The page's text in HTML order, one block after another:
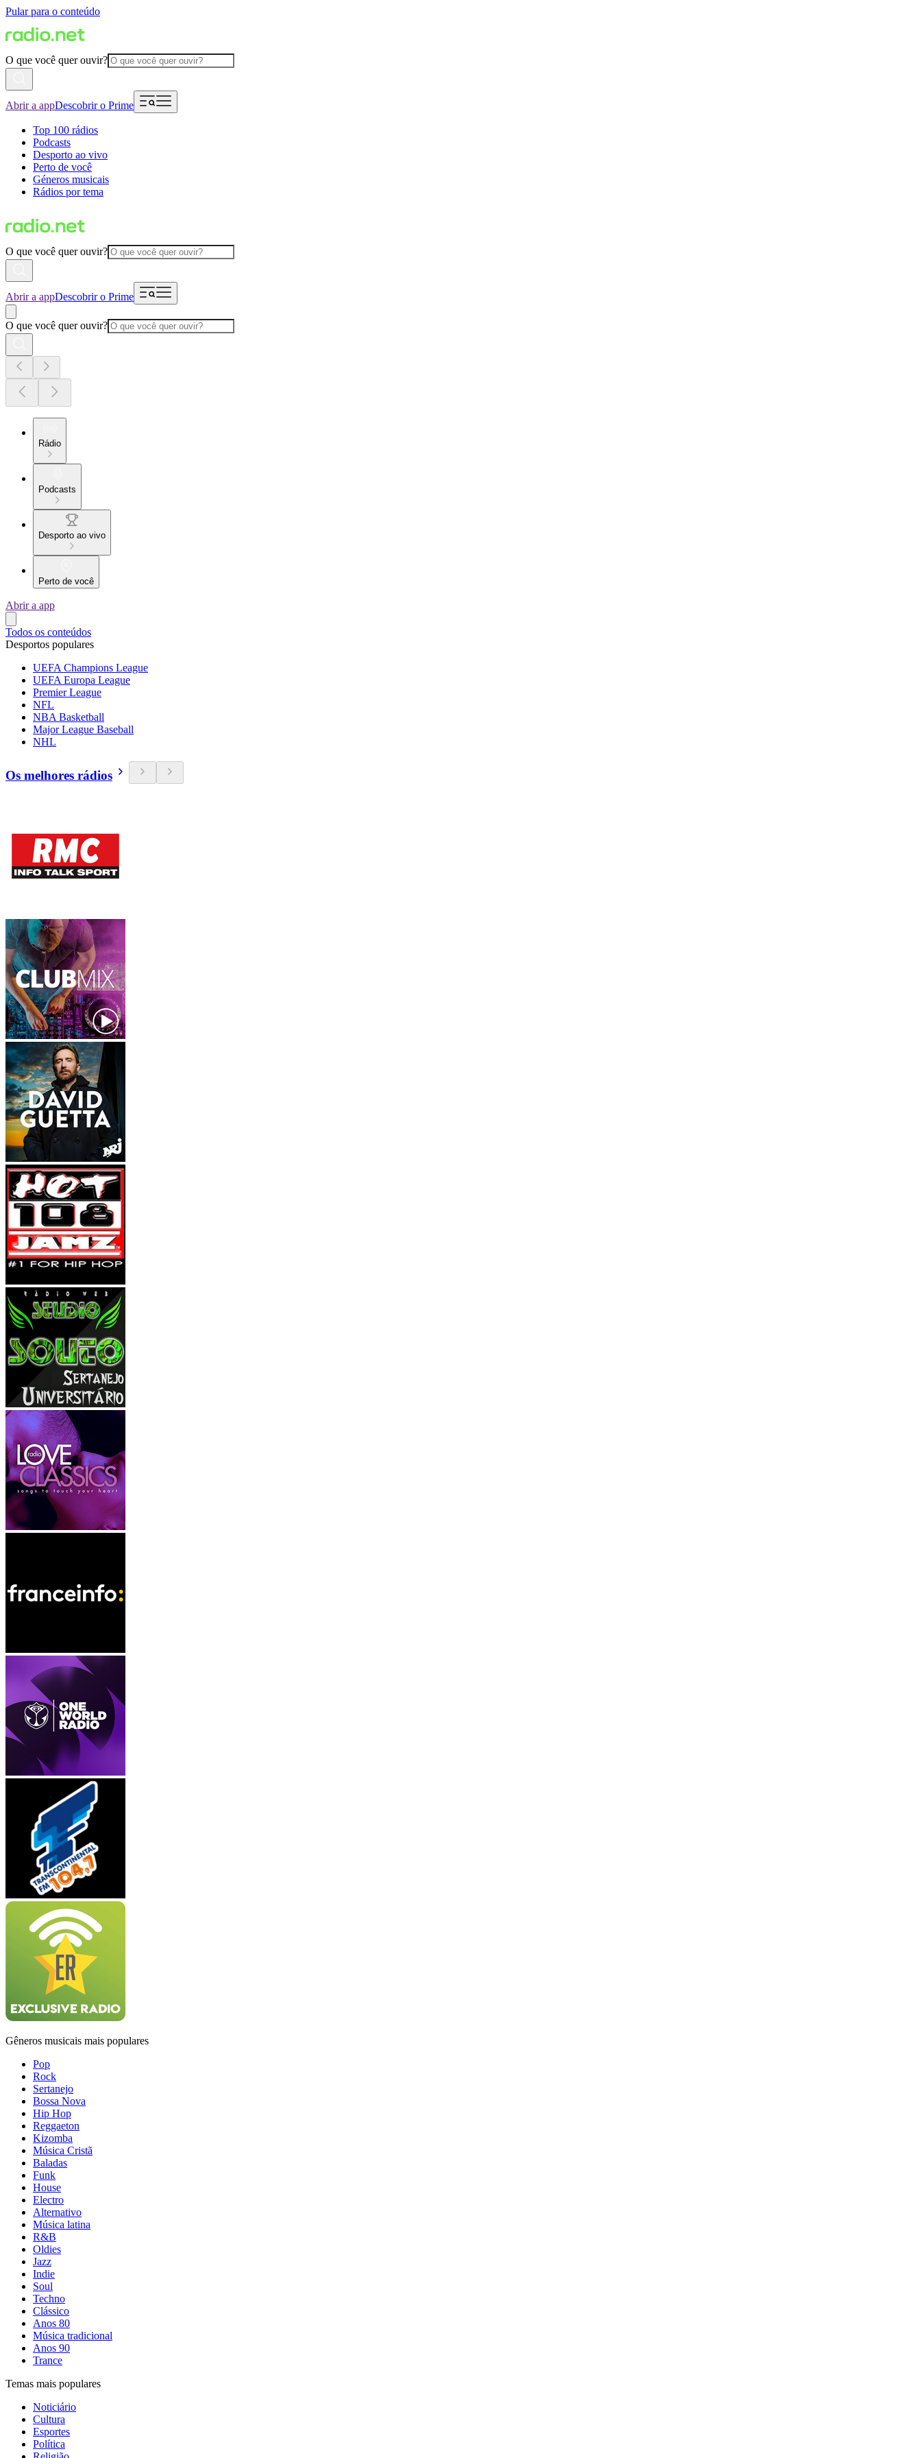
Pular para o conteúdo
O que você quer ouvir?
Abrir a appDescobrir o Prime
Top 100 rádios
Podcasts
Desporto ao vivo
Perto de você
Géneros musicais
Rádios por tema
O que você quer ouvir?
Abrir a appDescobrir o Prime
O que você quer ouvir?
Rádio
Podcasts
Desporto ao vivo
Perto de você
Abrir a app
Todos os conteúdos
Desportos populares
UEFA Champions League
UEFA Europa League
Premier League
NFL
NBA Basketball
Major League Baseball
NHL
Os melhores rádios
Gêneros musicais mais populares
Pop
Rock
Sertanejo
Bossa Nova
Hip Hop
Reggaeton
Kizomba
Música Cristã
Baladas
Funk
House
Electro
Alternativo
Música latina
R&B
Oldies
Jazz
Indie
Soul
Techno
Clássico
Anos 80
Música tradicional
Anos 90
Trance
Temas mais populares
Noticiário
Cultura
Esportes
Política